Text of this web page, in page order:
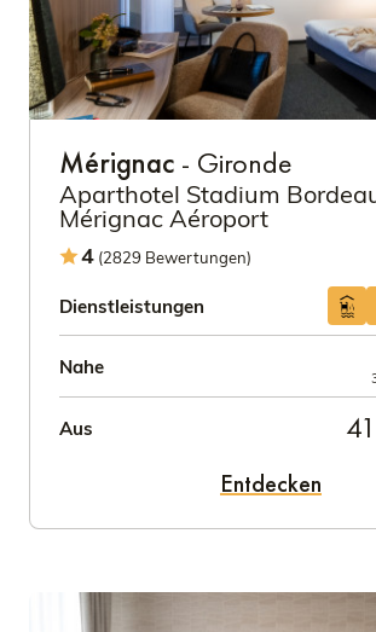
Mérignac - Gironde
Aparthotel Stadium
Mérignac Aéroport
4 (2829 Bewertungen)
Dienstleistungen
Nahe
Aus
Entdecken